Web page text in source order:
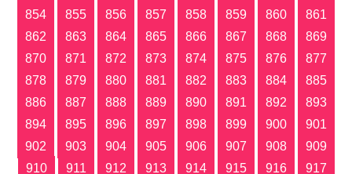
854
855 856 857 858 859 860
861
862
863 864 865 866 867 868
869
870
871 872 873 874 875 876
877
878
879 880 881 882 883 884
885
886
887 888 889 890 891 892
893
894
895 896 897 898 899 900
901
902
903 904 905 906 907 908
909
910
911 912 913 914 915 916
917